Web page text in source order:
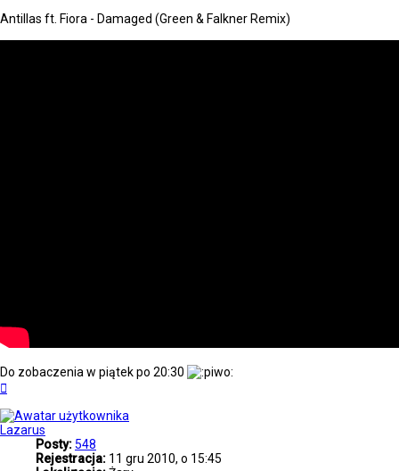
Antillas ft. Fiora - Damaged (Green & Falkner Remix)
Do zobaczenia w piątek po 20:30
Lazarus
Posty:548
Rejestracja: 11 gru 2010, o 15:45